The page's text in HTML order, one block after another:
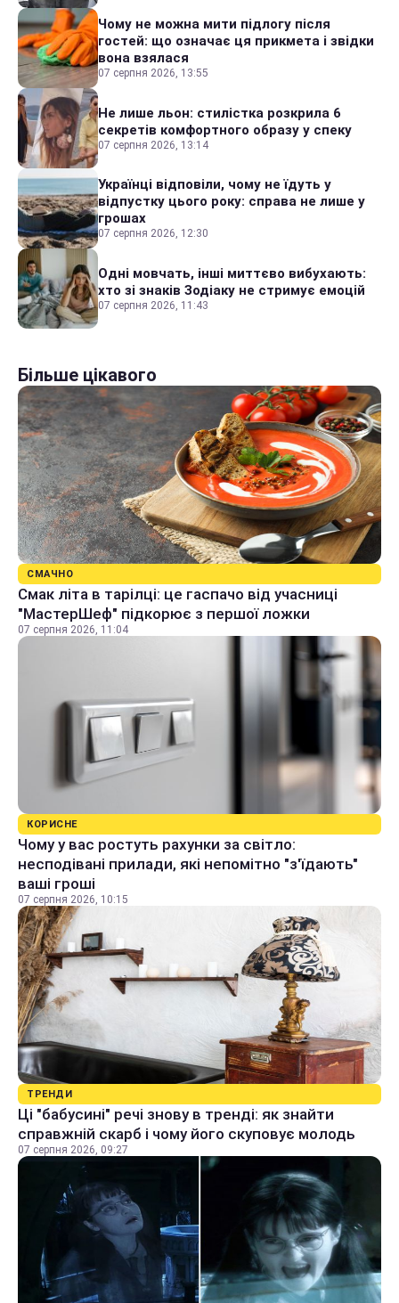
Чому не можна мити підлогу після
гостей: що означає ця прикмета і звідки
вона взялася
07 серпня 2026, 13:55
Не лише льон: стилістка розкрила 6
секретів комфортного образу у спеку
07 серпня 2026, 13:14
Українці відповіли, чому не їдуть у
відпустку цього року: справа не лише у
грошах
07 серпня 2026, 12:30
Одні мовчать, інші миттєво вибухають:
хто зі знаків Зодіаку не стримує емоцій
07 серпня 2026, 11:43
Більше цікавого
СМАЧНО
Смак літа в тарілці: це гаспачо від учасниці
"МастерШеф" підкорює з першої ложки
07 серпня 2026, 11:04
КОРИСНЕ
Чому у вас ростуть рахунки за світло:
несподівані прилади, які непомітно "з'їдають"
ваші гроші
07 серпня 2026, 10:15
ТРЕНДИ
Ці "бабусині" речі знову в тренді: як знайти
справжній скарб і чому його скуповує молодь
07 серпня 2026, 09:27